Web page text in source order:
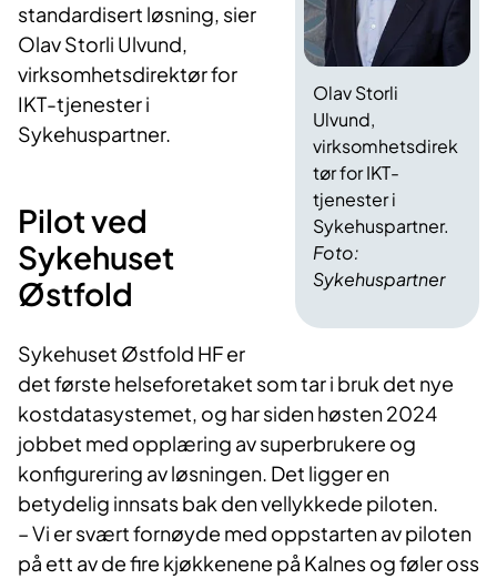
Foto:
Sykehuspartner
Olav Storli
Ulvund,
virksomhetsdirek
tør for IKT-
tjenester i
Sykehuspartner.
standardisert løsning, sier
Olav Storli Ulvund,
virksomhetsdirektør for
IKT-tjenester i
Sykehuspartner.
Pilot ved
Sykehuset
Østfold
Sykehuset Østfold HF er
det første helseforetaket som tar i bruk det nye
kostdatasystemet, og har siden høsten 2024
jobbet med opplæring av superbrukere og
konfigurering av løsningen. Det ligger en
betydelig innsats bak den vellykkede piloten.
– Vi er svært fornøyde med oppstarten av piloten
på ett av de fire kjøkkenene på Kalnes og føler oss